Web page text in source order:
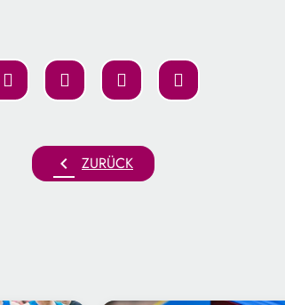
chevron_left ZURÜCK